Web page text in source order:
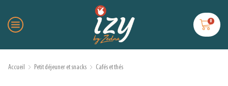
0
Accueil Petit déjeuner et snacks Cafés et thés